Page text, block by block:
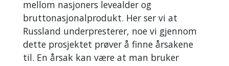
mellom nasjoners levealder og
bruttonasjonalprodukt. Her ser vi at
Russland underpresterer, noe vi gjennom
dette prosjektet prøver å finne årsakene
til. En årsak kan være at man bruker